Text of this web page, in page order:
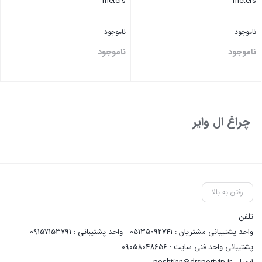
ناموجود
ناموجود
ناموجود
ناموجود
چراغ ال وایر
رفتن به بالا
تلفن
واحد پشتیبانی مشتریان : 05135092741 - واحد پشتیبانی : 09157153791 -
پشتیبانی واحد فنی سایت : 09058048656